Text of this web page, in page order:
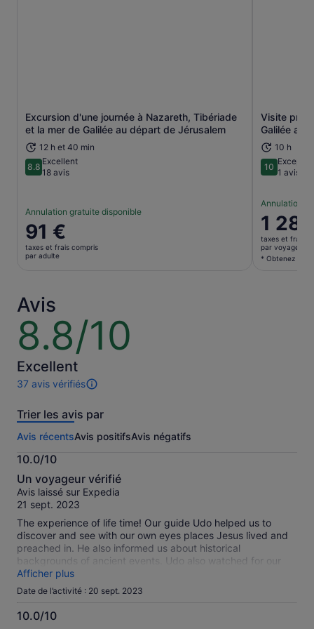
Excursion d'une journée à Nazareth, Tibériade
et la mer de Galilée au départ de Jérusalem
12 h et 40 min
8.88.8 sur 10
Excellent
18 avis
Annulation gratuite disponible
Le
prix
est
adulte
91 €
taxes et frais compris
par adulte
S’ouvre dans un nouvel onglet.
Visite
Galilée au
10 h
1010 sur 10
1 avis
Annulation
Le
prix
est
de 1 280
1
taxes et frais
par voyageur*
* Obtenez un
Avis
8.8/10
8.8
sur
10
Excellent
37 avis vérifiés
37 avis
cette
Plus
d’informations
sur
nos
avis
vérifiés
Trier les avis par
Avis récentsAvis positifsAvis négatifs
10.0/10
10.0
sur
10
Un voyageur vérifié
Avis laissé sur Expedia
21 sept. 2023
The experience of life time! Our guide Udo helped us to
discover and see with our own eyes places Jesus lived and
preached in. He also informed us about historical
backgrounds of ancient events. Udo also watched for our
group carefully and helped in eventual complications.
Afficher plus
Date de l’activité : 20 sept. 2023
10.0/10